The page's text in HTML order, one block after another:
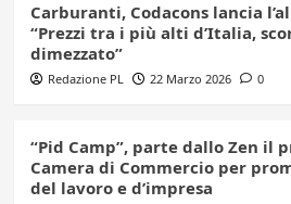
Carburanti, Codacons lancia
“Prezzi tra i più alti d’Italia,
dimezzato”
Redazione PL 22 Marzo 2026 0
“Pid Camp”, parte dallo Zen il
Camera di Commercio per
del lavoro e d’impresa